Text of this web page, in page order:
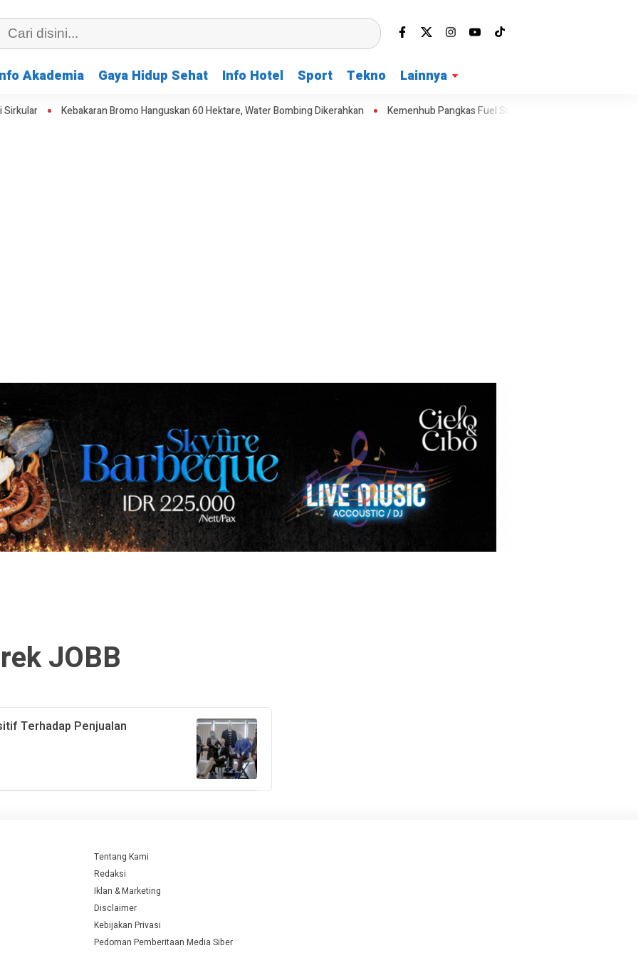
Akademia Gaya Hidup Sehat Info Hotel Sport Tekno Lainnya
Kebakaran Bromo Hanguskan 60 Hektare, Water Bombing Dikerahkan Kemenhub Pangkas Fuel Surcharge Tiket Domestik Jadi
JOBB
Terhadap Penjualan
Tentang Kami
Redaksi
Iklan & Marketing
Disclaimer
Kebijakan Privasi
Pedoman Pemberitaan Media Siber